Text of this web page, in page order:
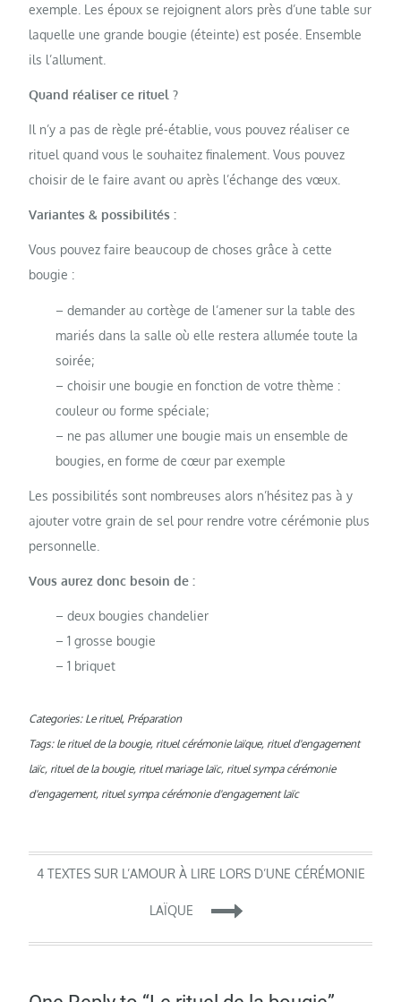
exemple. Les époux se rejoignent alors près d’une table sur
laquelle une grande bougie (éteinte) est posée. Ensemble
ils l’allument.
Quand réaliser ce rituel ?
Il n’y a pas de règle pré-établie, vous pouvez réaliser ce
rituel quand vous le souhaitez finalement. Vous pouvez
choisir de le faire avant ou après l’échange des vœux.
Variantes & possibilités :
Vous pouvez faire beaucoup de choses grâce à cette
bougie :
– demander au cortège de l’amener sur la table des
mariés dans la salle où elle restera allumée toute la
soirée;
– choisir une bougie en fonction de votre thème :
couleur ou forme spéciale;
– ne pas allumer une bougie mais un ensemble de
bougies, en forme de cœur par exemple
Les possibilités sont nombreuses alors n’hésitez pas à y
ajouter votre grain de sel pour rendre votre cérémonie plus
personnelle.
Vous aurez donc besoin de :
– deux bougies chandelier
– 1 grosse bougie
– 1 briquet
Categories: Le rituel, Préparation
Tags: le rituel de la bougie, rituel cérémonie laïque, rituel d'engagement
laïc, rituel de la bougie, rituel mariage laïc, rituel sympa cérémonie
d'engagement, rituel sympa cérémonie d'engagement laïc
Navigation
de
4 TEXTES SUR L’AMOUR À LIRE LORS D’UNE CÉRÉMONIE
LAÏQUE